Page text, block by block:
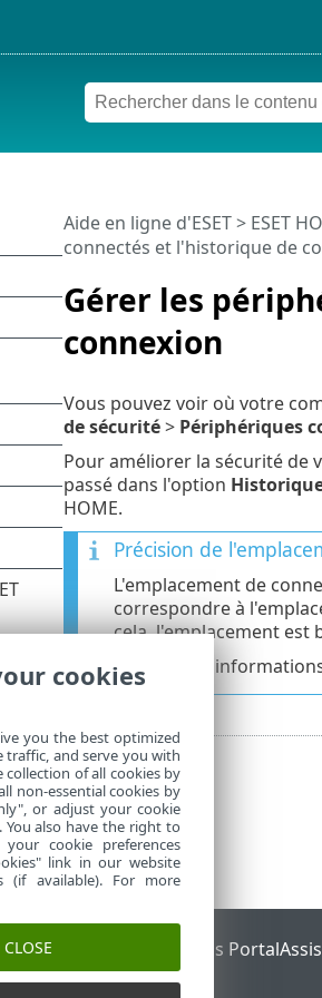
Gérer les
connexion
Aide en ligne d'ESET> ESET
connectés et l'historique de
Vous pouvez voir où votre
de sécurité> Périphériques
Pour améliorer la sécurité de
passé dans l'option
HOME.
Précision de
L'emplacement de
correspondre à
cela, l'emplacement est
Pour plus
Forum ESET ESET Status Portal
cookies
you the best optimized
traffic, and serve you with
collection of all cookies by
non-essential cookies by
or adjust your cookie
also have the right to
cookie preferences
link in our website
available). For more